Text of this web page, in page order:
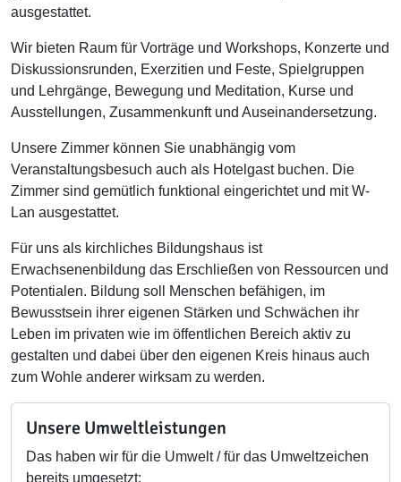
ausgestattet.
Wir bieten Raum für Vorträge und Workshops, Konzerte und
Diskussionsrunden, Exerzitien und Feste, Spielgruppen
und Lehrgänge, Bewegung und Meditation, Kurse und
Ausstellungen, Zusammenkunft und Auseinandersetzung.
Unsere Zimmer können Sie unabhängig vom
Veranstaltungsbesuch auch als Hotelgast buchen. Die
Zimmer sind gemütlich funktional eingerichtet und mit W-
Lan ausgestattet.
Für uns als kirchliches Bildungshaus ist
Erwachsenenbildung das Erschließen von Ressourcen und
Potentialen. Bildung soll Menschen befähigen, im
Bewusstsein ihrer eigenen Stärken und Schwächen ihr
Leben im privaten wie im öffentlichen Bereich aktiv zu
gestalten und dabei über den eigenen Kreis hinaus auch
zum Wohle anderer wirksam zu werden.
Unsere Umweltleistungen
Das haben wir für die Umwelt / für das Umweltzeichen
bereits umgesetzt: